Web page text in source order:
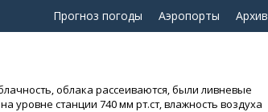
Прогноз погоды Аэропорты Архив
облака рассеиваются, были ливневые
уровне станции 740 мм рт.ст, влажность воздуха